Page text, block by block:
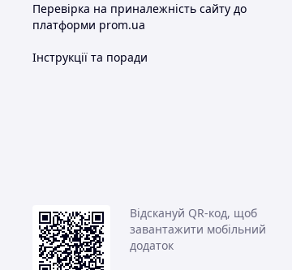
Перевірка на приналежність сайту до
платформи prom.ua
Інструкції та поради
Відскануй QR-код, щоб
завантажити мобільний
додаток